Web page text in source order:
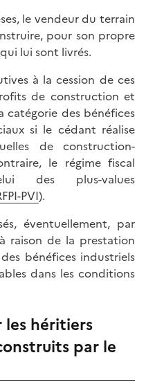
le vendeur du terrain
pour son propre
lui sont livrés.
à la cession de ces
de construction et
catégorie des bénéfices
si le cédant réalise
de construction-
le régime fiscal
des plus-values
PVI).
éventuellement, par
raison de la prestation
bénéfices industriels
dans les conditions
les héritiers
par le